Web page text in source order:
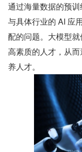
通过海量数据的预
与具体行业的 AI 应
配的问题。大模型
高素质的人才，从
养人才。